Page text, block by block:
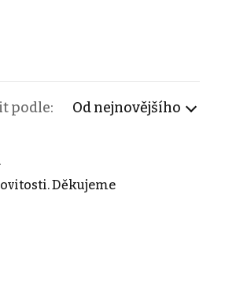
podle: Od nejnovějšího
Děkujeme